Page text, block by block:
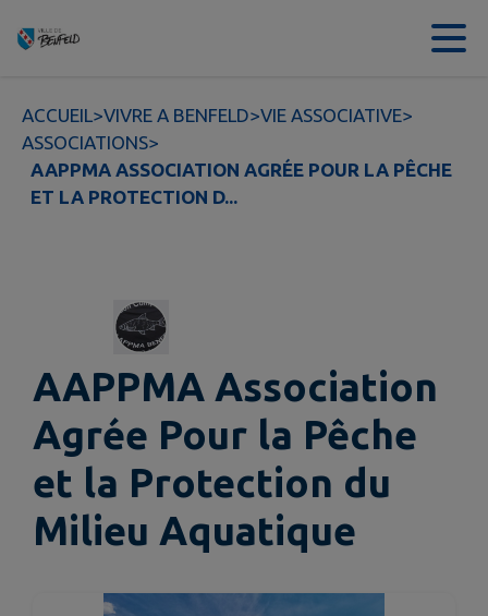
Contenu
ACCUEIL>VIVRE A BENFELD>VIE ASSOCIATIVE>
ASSOCIATIONS>
AAPPMA ASSOCIATION AGRÉE POUR LA PÊCHE
ET LA PROTECTION D...
AAPPMA Association
Agrée Pour la Pêche
et la Protection du
Milieu Aquatique